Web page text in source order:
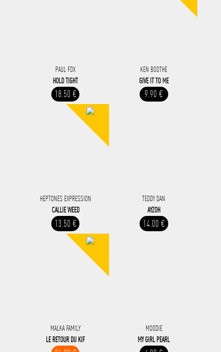
PAUL FOX
HOLD TIGHT
18.50 €
KEN BOOTHE
GIVE IT TO ME
9.90 €
HEPTONES EXPRESSION
CALLIE WEED
13.50 €
TEDDY DAN
AYZOH
14.00 €
MALKA FAMILY
LE RETOUR DU KIF
MOODIE
MY GIRL PEARL